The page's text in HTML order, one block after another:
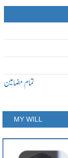
تمام مضامین
MY WILL